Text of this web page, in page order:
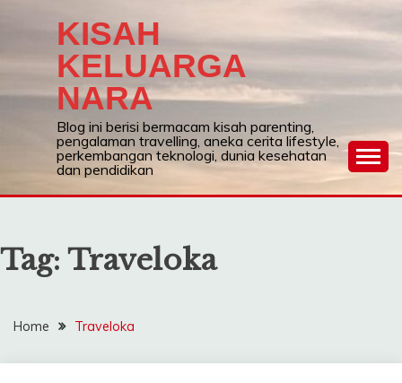
KISAH
KELUARGA
NARA
Blog ini berisi bermacam kisah parenting,
pengalaman travelling, aneka cerita lifestyle,
perkembangan teknologi, dunia kesehatan
dan pendidikan
Tag: Traveloka
Home Traveloka